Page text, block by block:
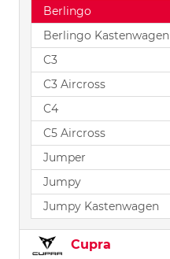
Berlingo
Berlingo Kastenwagen
C3
C3 Aircross
C4
C5 Aircross
Jumper
Jumpy
Jumpy Kastenwagen
Cupra